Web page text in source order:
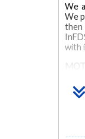
We
We
then
with